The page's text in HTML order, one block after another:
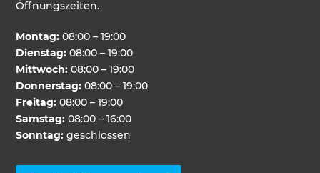
Öffnungszeiten.
Montag: 08:00 – 19:00
Dienstag: 08:00 – 19:00
Mittwoch: 08:00 – 19:00
Donnerstag: 08:00 – 19:00
Freitag: 08:00 – 19:00
Samstag: 08:00 – 16:00
Sonntag: geschlossen